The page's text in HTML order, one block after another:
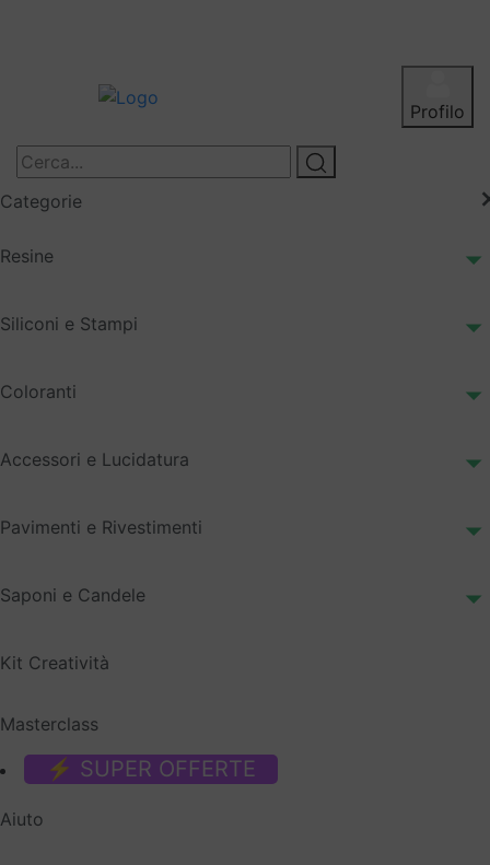
Profilo
Categorie
Resine
Siliconi e Stampi
Coloranti
Accessori e Lucidatura
Pavimenti e Rivestimenti
Saponi e Candele
Kit Creatività
Masterclass
⚡ SUPER OFFERTE
Aiuto